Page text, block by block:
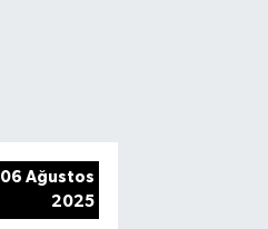
06 Ağustos
2025